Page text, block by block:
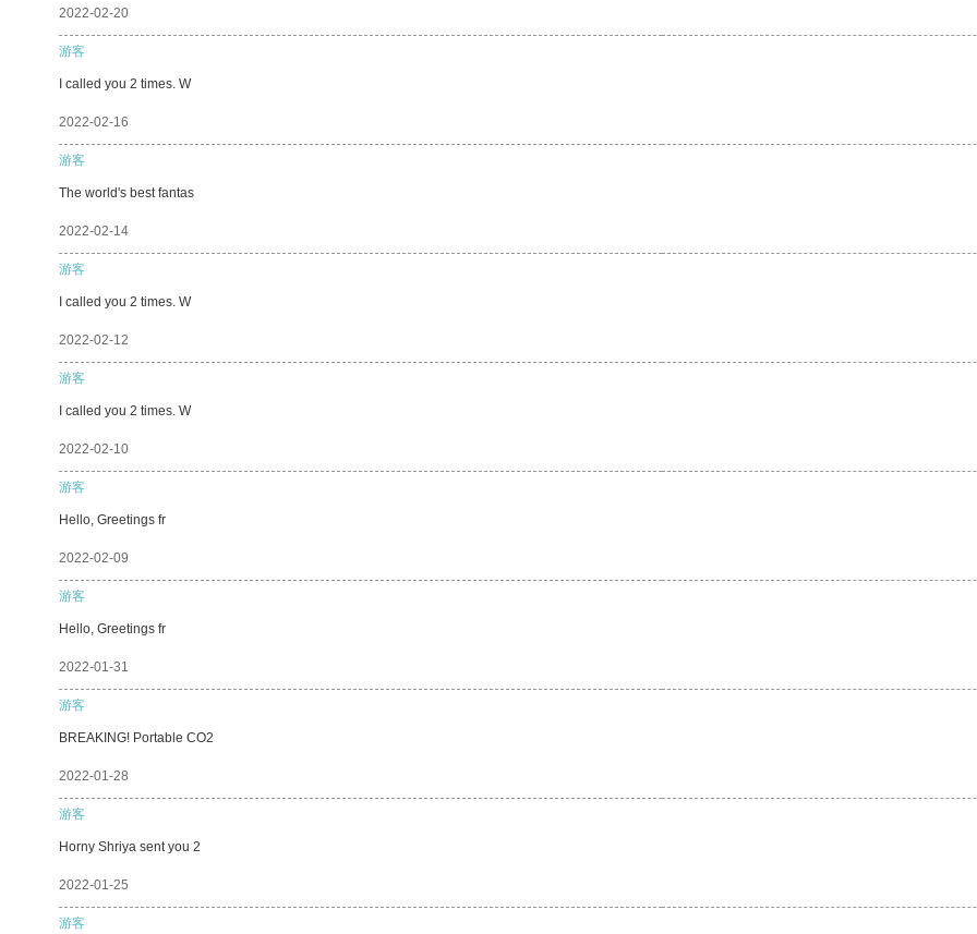
2022-02-20
游客
I called you 2 times. W
2022-02-16
游客
The world's best fantas
2022-02-14
游客
I called you 2 times. W
2022-02-12
游客
I called you 2 times. W
2022-02-10
游客
Hello, Greetings fr
2022-02-09
游客
Hello, Greetings fr
2022-01-31
游客
BREAKING! Portable CO2
2022-01-28
游客
Horny Shriya sent you 2
2022-01-25
游客